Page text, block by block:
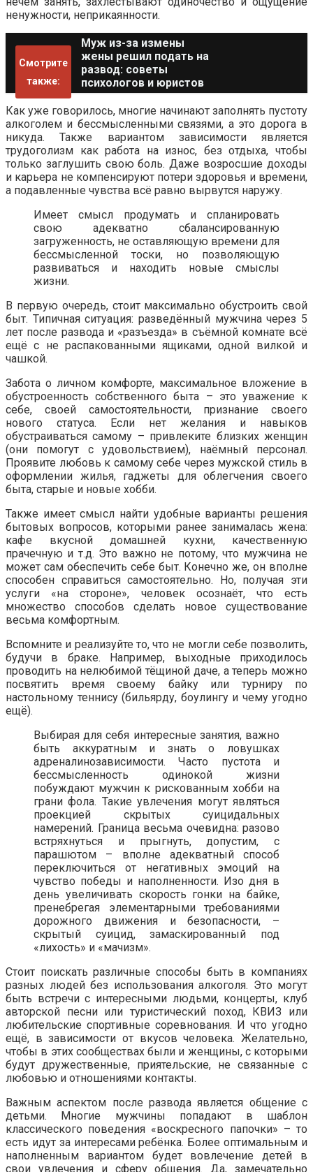
ненужности, неприкаянности.
Смотрите
также:
Муж из-за измены
жены решил подать на
развод: советы
психологов и юристов
Как уже говорилось, многие начинают заполнять пустоту
алкоголем и бессмысленными связями, а это дорога в
никуда. Также вариантом зависимости является
трудоголизм как работа на износ, без отдыха, чтобы
только заглушить свою боль. Даже возросшие доходы
и карьера не компенсируют потери здоровья и времени,
а подавленные чувства всё равно вырвутся наружу.
Имеет смысл продумать и спланировать
свою адекватно сбалансированную
загруженность, не оставляющую времени для
бессмысленной тоски, но позволяющую
развиваться и находить новые смыслы
жизни.
В первую очередь, стоит максимально обустроить свой
быт. Типичная ситуация: разведённый мужчина через 5
лет после развода и «разъезда» в съёмной комнате всё
ещё с не распакованными ящиками, одной вилкой и
чашкой.
Забота о личном комфорте, максимальное вложение в
обустроенность собственного быта – это уважение к
себе, своей самостоятельности, признание своего
нового статуса. Если нет желания и навыков
обустраиваться самому – привлеките близких женщин
(они помогут с удовольствием), наёмный персонал.
Проявите любовь к самому себе через мужской стиль в
оформлении жилья, гаджеты для облегчения своего
быта, старые и новые хобби.
Также имеет смысл найти удобные варианты решения
бытовых вопросов, которыми ранее занималась жена:
кафе вкусной домашней кухни, качественную
прачечную и т.д. Это важно не потому, что мужчина не
может сам обеспечить себе быт. Конечно же, он вполне
способен справиться самостоятельно. Но, получая эти
услуги «на стороне», человек осознаёт, что есть
множество способов сделать новое существование
весьма комфортным.
Вспомните и реализуйте то, что не могли себе позволить,
будучи в браке. Например, выходные приходилось
проводить на нелюбимой тёщиной даче, а теперь можно
посвятить время своему байку или турниру по
настольному теннису (бильярду, боулингу и чему угодно
ещё).
Выбирая для себя интересные занятия, важно
быть аккуратным и знать о ловушках
адреналинозависимости. Часто пустота и
бессмысленность одинокой жизни
побуждают мужчин к рискованным хобби на
грани фола. Такие увлечения могут являться
проекцией скрытых суицидальных
намерений. Граница весьма очевидна: разово
встряхнуться и прыгнуть, допустим, с
парашютом – вполне адекватный способ
переключиться от негативных эмоций на
чувство победы и наполненности. Изо дня в
день увеличивать скорость гонки на байке,
пренебрегая элементарными требованиями
дорожного движения и безопасности, –
скрытый суицид, замаскированный под
«лихость» и «мачизм».
Стоит поискать различные способы быть в компаниях
разных людей без использования алкоголя. Это могут
быть встречи с интересными людьми, концерты, клуб
авторской песни или туристический поход, КВИЗ или
любительские спортивные соревнования. И что угодно
ещё, в зависимости от вкусов человека. Желательно,
чтобы в этих сообществах были и женщины, с которыми
будут дружественные, приятельские, не связанные с
любовью и отношениями контакты.
Важным аспектом после развода является общение с
детьми. Многие мужчины попадают в шаблон
классического поведения «воскресного папочки» – то
есть идут за интересами ребёнка. Более оптимальным и
наполненным вариантом будет вовлечение детей в
свои увлечения и сферу общения. Да, замечательно